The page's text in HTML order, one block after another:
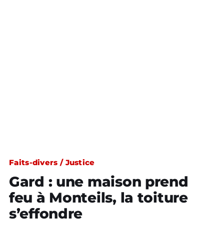
Faits-divers / Justice
Gard : une maison prend
feu à Monteils, la toiture
s’effondre